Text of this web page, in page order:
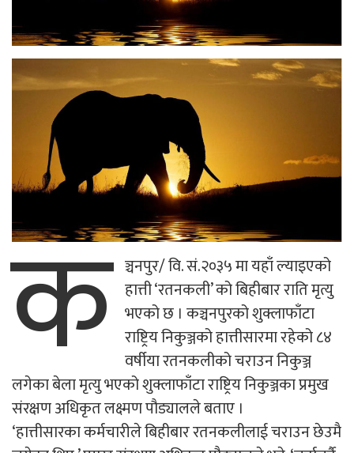
क ञ्चनपुर/ वि. सं.२०३५ मा यहाँ ल्याइएको
हात्ती ‘रतनकली’ को बिहीबार राति मृत्यु
भएको छ । कञ्चनपुरको शुक्लाफाँटा
राष्ट्रिय निकुञ्जको हात्तीसारमा रहेको ८४
वर्षीया रतनकलीको चराउन निकुञ्ज
लगेका बेला मृत्यु भएको शुक्लाफाँटा राष्ट्रिय निकुञ्जका प्रमुख
संरक्षण अधिकृत लक्ष्मण पौड्यालले बताए ।
‘हात्तीसारका कर्मचारीले बिहीबार रतनकलीलाई चराउन छेउमै